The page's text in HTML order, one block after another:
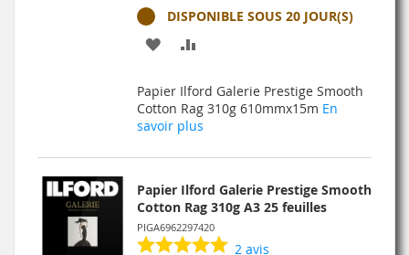
DISPONIBLE SOUS 20 JOUR(S)
AJOUTER
MA
LISTE
COMPARATEUR
Papier Ilford Galerie Prestige Smooth
Cotton Rag 310g 610mmx15m En
savoir plus
Papier Ilford Galerie Prestige Smooth
Cotton Rag 310g A3 25 feuilles
PIGA6962297420
2 avis